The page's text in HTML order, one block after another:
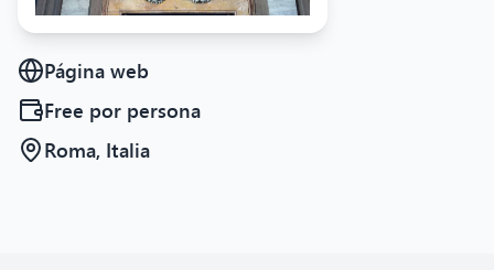
Página web
Free por persona
Roma, Italia